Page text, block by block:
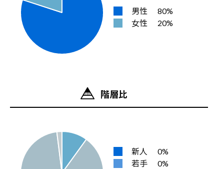
男性
80%
女性
20%
階層比
新人
0%
若手
0%